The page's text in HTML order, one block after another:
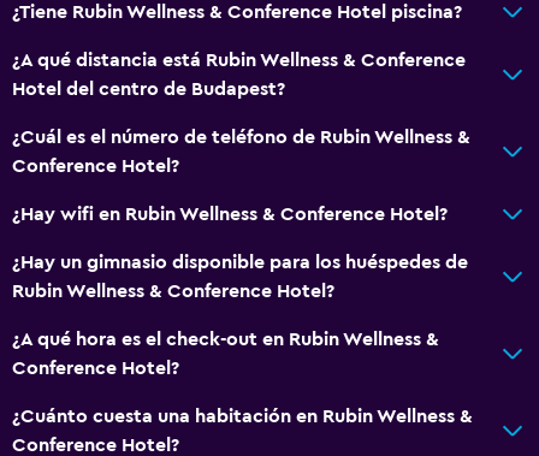
Cocina
Tostadora
Nevera
Comedor
General
Vista al jardín
Casilleros
Zona de estar
¿Tiene Rubin Wellness & Conference Hotel piscina?
¿A qué distancia está Rubin Wellness & Conference
Hotel del centro de Budapest?
¿Cuál es el número de teléfono de Rubin Wellness &
Conference Hotel?
¿Hay wifi en Rubin Wellness & Conference Hotel?
¿Hay un gimnasio disponible para los huéspedes de
Rubin Wellness & Conference Hotel?
¿A qué hora es el check-out en Rubin Wellness &
Conference Hotel?
¿Cuánto cuesta una habitación en Rubin Wellness &
Conference Hotel?